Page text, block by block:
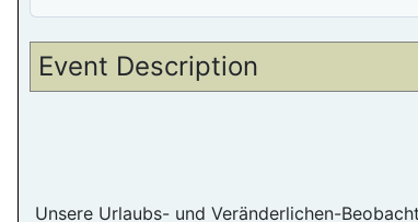
Event Description
Unsere Urlaubs- und Veränderlichen-